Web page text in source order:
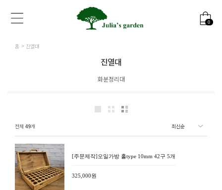
0
홈 진열대
진열대
화분정리대
전체 49개
[주문제작]오일가방 홀type 10mm 42구 5개
325,000원